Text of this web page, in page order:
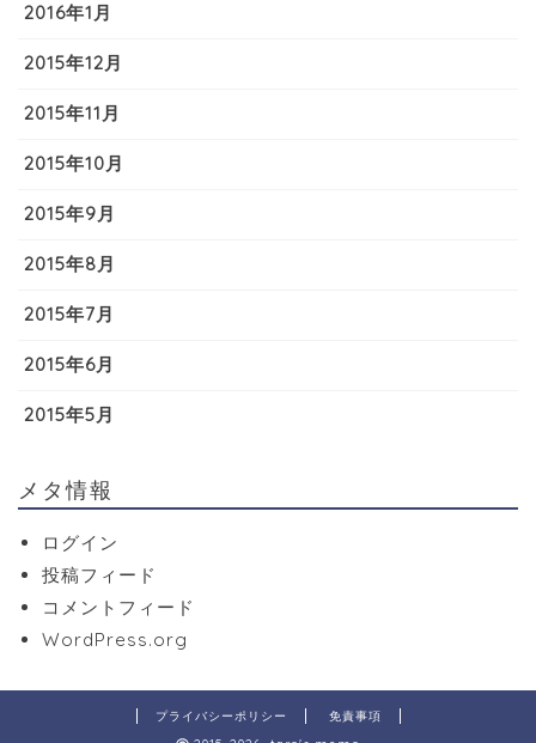
2016年1月
2015年12月
2015年11月
2015年10月
2015年9月
2015年8月
2015年7月
2015年6月
2015年5月
メタ情報
ログイン
投稿フィード
コメントフィード
WordPress.org
プライバシーポリシー
免責事項